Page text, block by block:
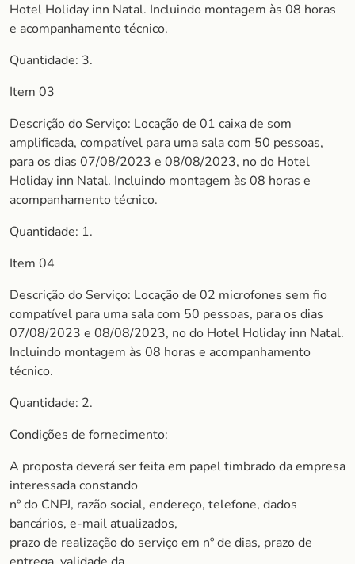
Hotel Holiday inn Natal. Incluindo montagem às 08 horas
e acompanhamento técnico.
Quantidade: 3.
Item 03
Descrição do Serviço: Locação de 01 caixa de som
amplificada, compatível para uma sala com 50 pessoas,
para os dias 07/08/2023 e 08/08/2023, no do Hotel
Holiday inn Natal. Incluindo montagem às 08 horas e
acompanhamento técnico.
Quantidade: 1.
Item 04
Descrição do Serviço: Locação de 02 microfones sem fio
compatível para uma sala com 50 pessoas, para os dias
07/08/2023 e 08/08/2023, no do Hotel Holiday inn Natal.
Incluindo montagem às 08 horas e acompanhamento
técnico.
Quantidade: 2.
Condições de fornecimento:
A proposta deverá ser feita em papel timbrado da empresa
interessada constando
nº do CNPJ, razão social, endereço, telefone, dados
bancários, e-mail atualizados,
prazo de realização do serviço em nº de dias, prazo de